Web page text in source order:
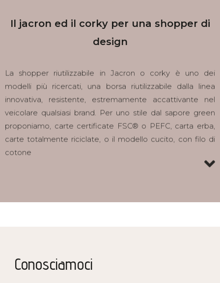
Il jacron ed il corky per una shopper di
design
La shopper riutilizzabile in Jacron o corky è uno dei
modelli più ricercati, una borsa riutilizzabile dalla linea
innovativa, resistente, estremamente accattivante nel
veicolare qualsiasi brand. Per uno stile dal sapore green
proponiamo, carte certificate FSC® o PEFC, carta erba,
carte totalmente riciclate, o il modello cucito, con filo di
cotone
Conosciamoci